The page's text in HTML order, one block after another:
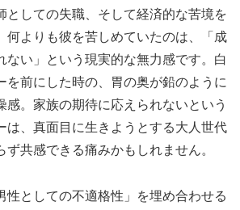
としての失職、そして経済的な苦境を
何よりも彼を苦しめていたのは、「成
ない」という現実的な無力感です。白
を前にした時の、胃の奥が鉛のように
感。家族の期待に応えられないという
は、真面目に生きようとする大人世代
ず共感できる痛みかもしれません。
性としての不適格性」を埋め合わせる